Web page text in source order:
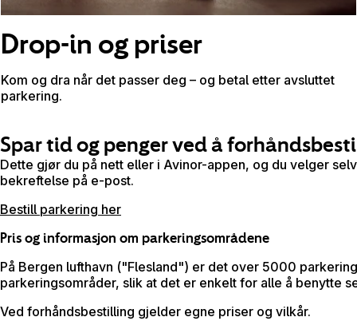
Drop-in og priser
Kom og dra når det passer deg – og betal etter avsluttet
parkering.
Spar tid og penger ved å
Dette gjør du på nett eller i Avinor-appen, og du velger
bekreftelse på e-post.
Bestill parkering her
Pris og informasjon om parkeringsområdene
På Bergen lufthavn ("Flesland") er det over 5000
parkeringsområder, slik at det er enkelt for alle å benytte
Ved forhåndsbestilling gjelder egne priser og vilkår.